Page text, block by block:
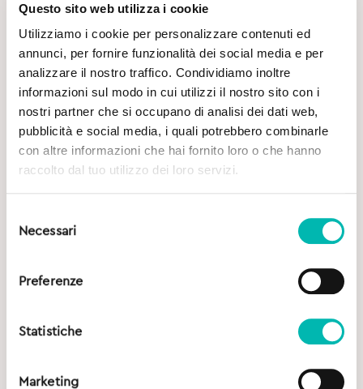
Questo sito web utilizza i cookie
Utilizziamo i cookie per personalizzare contenuti ed
annunci, per fornire funzionalità dei social media e per
analizzare il nostro traffico. Condividiamo inoltre
informazioni sul modo in cui utilizzi il nostro sito con i
nostri partner che si occupano di analisi dei dati web,
pubblicità e social media, i quali potrebbero combinarle
con altre informazioni che hai fornito loro o che hanno
raccolto dal tuo utilizzo dei loro servizi.
delNecessari
Preferenze
Statistiche
Marketing